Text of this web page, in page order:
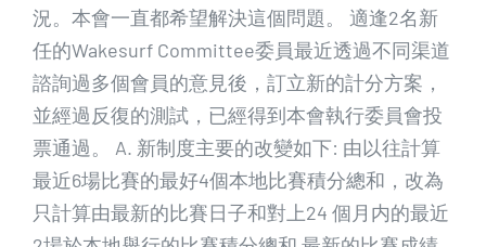
況。本會一直都希望解決這個問題。 適逢2名新
任的Wakesurf Committee委員最近透過不同渠道
諮詢過多個會員的意見後，訂立新的計分方案，
並經過反復的測試，已經得到本會執行委員會投
票通過。 A. 新制度主要的改變如下: 由以往計算
最近6場比賽的最好4個本地比賽積分總和，改為
只計算由最新的比賽日子和對上24 個月内的最近